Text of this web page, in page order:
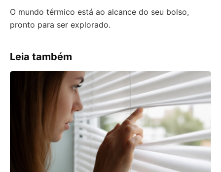
O mundo térmico está ao alcance do seu bolso,
pronto para ser explorado.
Leia também